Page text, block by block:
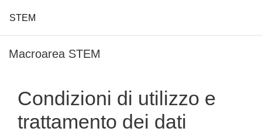
STEM
Macroarea STEM
Condizioni di utilizzo e
trattamento dei dati